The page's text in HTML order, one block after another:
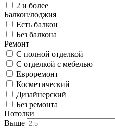
2 и более
Балкон/лоджия
Есть балкон
Без балкона
Ремонт
С полной отделкой
С отделкой с мебелью
Евроремонт
Косметический
Дизайнерский
Без ремонта
Потолки
Выше